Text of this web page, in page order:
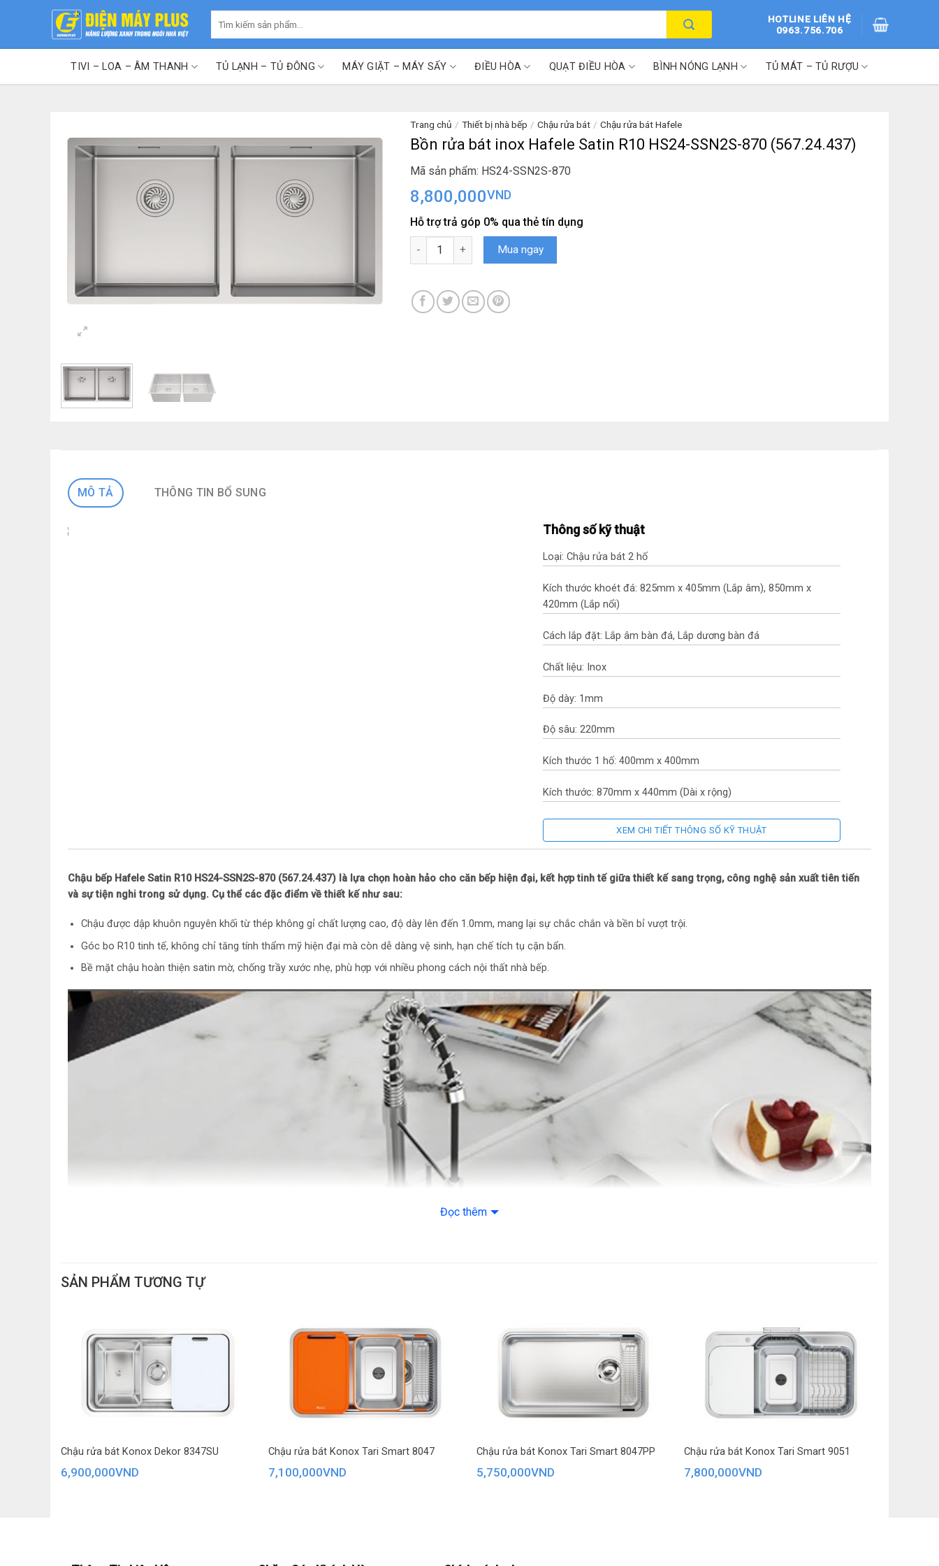
kiếm:
HOTLINE LIÊN HỆ
0963.756.706
TIVI – LOA – ÂM THANH TỦ LẠNH – TỦ ĐÔNG MÁY GIẶT – MÁY SẤY ĐIỀU HÒA QUẠT ĐIỀU HÒA BÌNH NÓNG LẠNH TỦ MÁT – TỦ RƯỢU
Trang chủ / Thiết bị nhà bếp / Chậu rửa bát / Chậu rửa bát Hafele
Bồn rửa bát inox Hafele Satin R10 HS24-SSN2S-870 (567.24.437)
Mã sản phẩm: HS24-SSN2S-870
8,800,000VND
Hỗ trợ trả góp 0% qua thẻ tín dụng
Bồn rửa bát inox Hafele Satin R10 HS24-SSN2S-870 (567.24.437) số lượng
Mua ngay
MÔ TẢ THÔNG TIN BỔ SUNG
Thông số kỹ thuật
Loại: Chậu rửa bát 2 hố
Kích thước khoét đá: 825mm x 405mm (Lắp âm), 850mm x
420mm (Lắp nổi)
Cách lắp đặt: Lắp âm bàn đá, Lắp dương bàn đá
Chất liệu: Inox
Độ dày: 1mm
Độ sâu: 220mm
Kích thước 1 hố: 400mm x 400mm
Kích thước: 870mm x 440mm (Dài x rộng)
Xuất xứ thương hiệu: Đức
Bảo hành: 24 tháng theo chính sách Hãng
XEM CHI TIẾT THÔNG SỐ KỸ THUẬT
Chậu bếp Hafele Satin R10 HS24-SSN2S-870 (567.24.437) là lựa chọn hoàn hảo cho căn bếp hiện đại, kết hợp tinh tế giữa thiết kế sang trọng, công nghệ sản xuất tiên tiến
và sự tiện nghi trong sử dụng. Cụ thể các đặc điểm về thiết kế như sau:
Chậu được dập khuôn nguyên khối từ thép không gỉ chất lượng cao, độ dày lên đến 1.0mm, mang lại sự chắc chắn và bền bỉ vượt trội.
Góc bo R10 tinh tế, không chỉ tăng tính thẩm mỹ hiện đại mà còn dễ dàng vệ sinh, hạn chế tích tụ cặn bẩn.
Bề mặt chậu hoàn thiện satin mờ, chống trầy xước nhẹ, phù hợp với nhiều phong cách nội thất nhà bếp.
Đọc thêm
SẢN PHẨM TƯƠNG TỰ
Chậu rửa bát Konox Dekor 8347SU
6,900,000VND
Chậu rửa bát Konox Tari Smart 8047
7,100,000VND
Chậu rửa bát Konox Tari Smart 8047PP
5,750,000VND
Chậu rửa bát Konox Tari Smart 9051
7,800,000VND